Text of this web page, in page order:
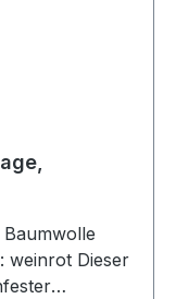
weinrot Dieser